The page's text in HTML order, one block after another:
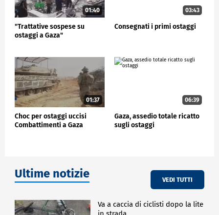
ESTERI
01:40
"Trattative sospese su
ostaggi a Gaza"
03:43
Consegnati i primi ostaggi
01:37
Choc per ostaggi uccisi
Combattimenti a Gaza
06:39
Gaza, assedio totale ricatto
sugli ostaggi
Ultime notizie VEDI TUTTI
Va a caccia di ciclisti dopo la lite